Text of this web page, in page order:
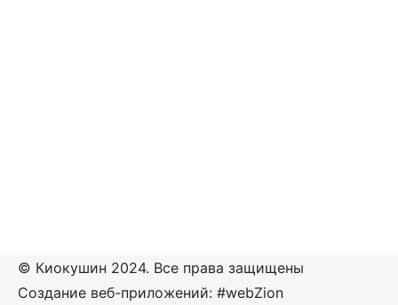
© Киокушин 2024. Все права защищены
Создание веб-приложений: #webZion